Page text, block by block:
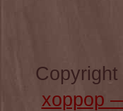
хоррор